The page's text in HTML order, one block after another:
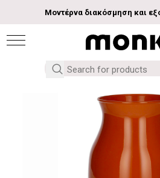
Μοντέρνα διακόσμηση και